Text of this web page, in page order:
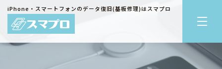
iPhone・スマートフォンのデータ復旧(基板修理)はスマプロ